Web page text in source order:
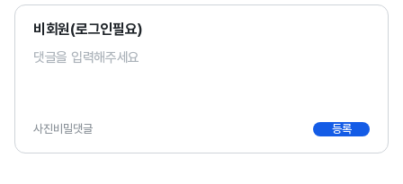
비회원(로그인필요)
사진비밀댓글 등록